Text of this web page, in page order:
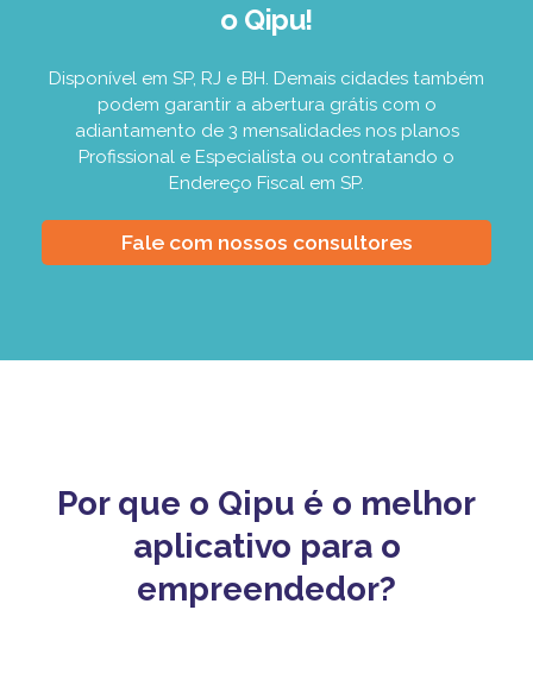
o Qipu!
Disponível em SP, RJ e BH. Demais cidades também
podem garantir a abertura grátis com o
adiantamento de 3 mensalidades nos planos
Profissional e Especialista ou contratando o
Endereço Fiscal em SP.
Fale com nossos consultores
Por que o Qipu é o melhor
aplicativo para o
empreendedor?